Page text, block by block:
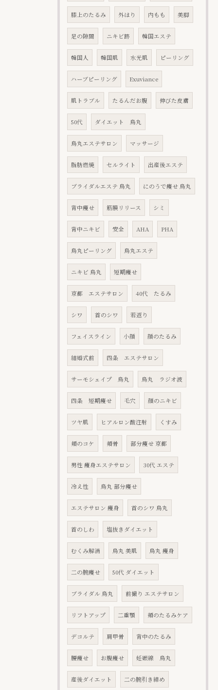
膝上のたるみ 外はり 内もも 美脚
足の隙間 ニキビ跡 韓国エステ
韓国人 韓国肌 水光肌 ピーリング
ハーブピーリング Exuviance
肌トラブル たるんだお腹 伸びた皮膚
50代 ダイエット 烏丸
烏丸エステサロン マッサージ
脂肪燃焼 セルライト 出産後エステ
ブライダルエステ 烏丸 にのうで痩せ 烏丸
背中痩せ 筋膜リリース シミ
背中ニキビ 安全 AHA PHA
烏丸ピーリング 烏丸エステ
ニキビ 烏丸 短期痩せ
京都 エステサロン 40代 たるみ
シワ 首のシワ 若返り
フェイスライン 小顔 顔のたるみ
結婚式前 四条 エステサロン
サーモシェイプ 烏丸 烏丸 ラジオ波
四条 短期痩せ 毛穴 顔のニキビ
ツヤ肌 ヒアルロン酸注射 くすみ
頬のコケ 頬骨 部分痩せ 京都
男性 痩身エステサロン 30代 エステ
冷え性 烏丸 部分痩せ
エステサロン 痩身 首のシワ 烏丸
首のしわ 塩抜きダイエット
むくみ解消 烏丸 美肌 烏丸 痩身
二の腕痩せ 50代 ダイエット
ブライダル 烏丸 前撮り エステサロン
リフトアップ 二重顎 頬のたるみケア
デコルテ 肩甲骨 背中のたるみ
腰痩せ お腹痩せ 妊娠線 烏丸
産後ダイエット 二の腕引き締め